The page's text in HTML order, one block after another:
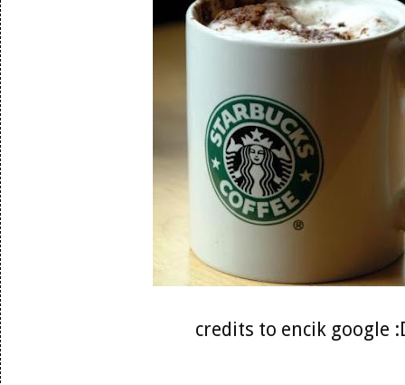
credits to encik google